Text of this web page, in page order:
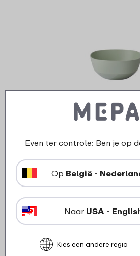
Nordic sage
7 49
Bekijk
Even ter controle: Ben je op
Op België -
Naar USA -